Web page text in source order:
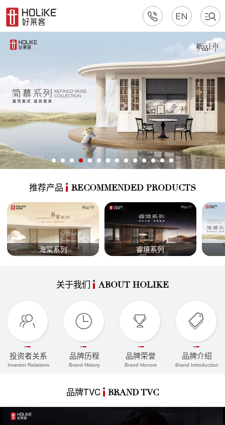
推荐产品 RECOMMENDED PRODUCTS
海棠系列 睿境系列
关于我们 ABOUT HOLIKE
投资者关系
Investor Relations
品牌历程
Brand History
品牌荣誉
Brand Honors
品牌介绍
Brand Introduction
品牌TVC BRAND TVC